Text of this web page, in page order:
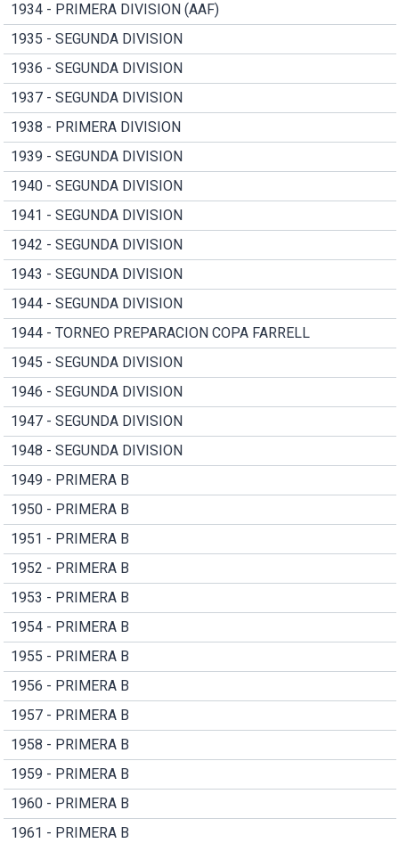
1934 - PRIMERA DIVISION (AAF)
1935 - SEGUNDA DIVISION
1936 - SEGUNDA DIVISION
1937 - SEGUNDA DIVISION
1938 - PRIMERA DIVISION
1939 - SEGUNDA DIVISION
1940 - SEGUNDA DIVISION
1941 - SEGUNDA DIVISION
1942 - SEGUNDA DIVISION
1943 - SEGUNDA DIVISION
1944 - SEGUNDA DIVISION
1944 - TORNEO PREPARACION COPA FARRELL
1945 - SEGUNDA DIVISION
1946 - SEGUNDA DIVISION
1947 - SEGUNDA DIVISION
1948 - SEGUNDA DIVISION
1949 - PRIMERA B
1950 - PRIMERA B
1951 - PRIMERA B
1952 - PRIMERA B
1953 - PRIMERA B
1954 - PRIMERA B
1955 - PRIMERA B
1956 - PRIMERA B
1957 - PRIMERA B
1958 - PRIMERA B
1959 - PRIMERA B
1960 - PRIMERA B
1961 - PRIMERA B